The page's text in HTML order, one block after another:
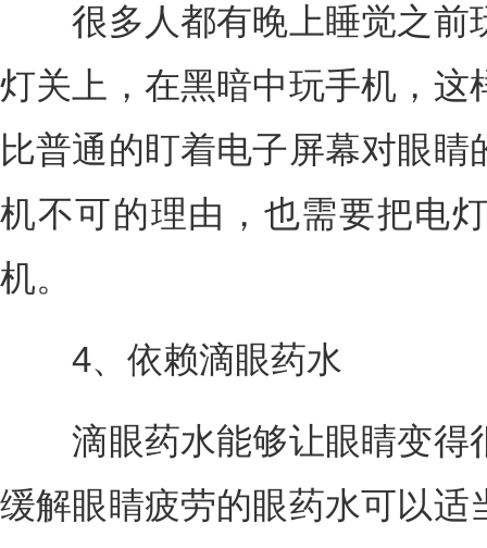
很多人都有晚上睡觉之前
灯关上，在黑暗中玩手机，这
比普通的盯着电子屏幕对眼
机不可的理由，也需要把电
机。
4、依赖滴眼药水
滴眼药水能够让眼睛变得
缓解眼睛疲劳的眼药水可以适